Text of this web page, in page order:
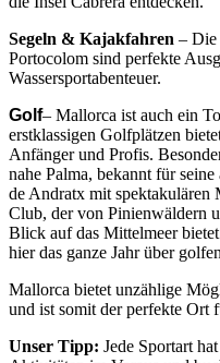
Segeln & Kajakfahren – Die
Portocolom sind perfekte
Wassersportabenteuer.
Golf– Mallorca ist auch ein
erstklassigen Golfplätzen
Anfänger und Profis.
nahe Palma, bekannt für
de Andratx mit spektakulären
Club, der von Pinienwäldern
Blick auf das Mittelmeer
hier das ganze Jahr über
Mallorca bietet unzählige
und ist somit der perfekte Ort
Unser Tipp: Jede Sportart